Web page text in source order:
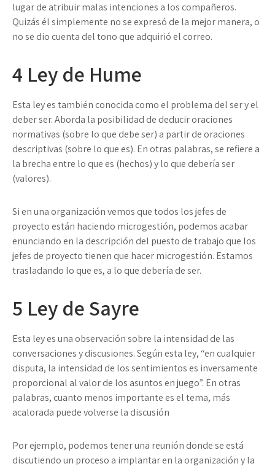
lugar de atribuir malas intenciones a los compañeros.
Quizás él simplemente no se expresó de la mejor manera, o
no se dio cuenta del tono que adquirió el correo.
4 Ley de Hume
Esta ley es también conocida como el problema del ser y el
deber ser. Aborda la posibilidad de deducir oraciones
normativas (sobre lo que debe ser) a partir de oraciones
descriptivas (sobre lo que es). En otras palabras, se refiere a
la brecha entre lo que es (hechos) y lo que debería ser
(valores).
Si en una organización vemos que todos los jefes de
proyecto están haciendo microgestión, podemos acabar
enunciando en la descripción del puesto de trabajo que los
jefes de proyecto tienen que hacer microgestión. Estamos
trasladando lo que es, a lo que debería de ser.
5 Ley de Sayre
Esta ley es una observación sobre la intensidad de las
conversaciones y discusiones. Según esta ley, “en cualquier
disputa, la intensidad de los sentimientos es inversamente
proporcional al valor de los asuntos en juego”. En otras
palabras, cuanto menos importante es el tema, más
acalorada puede volverse la discusión
Por ejemplo, podemos tener una reunión donde se está
discutiendo un proceso a implantar en la organización y la